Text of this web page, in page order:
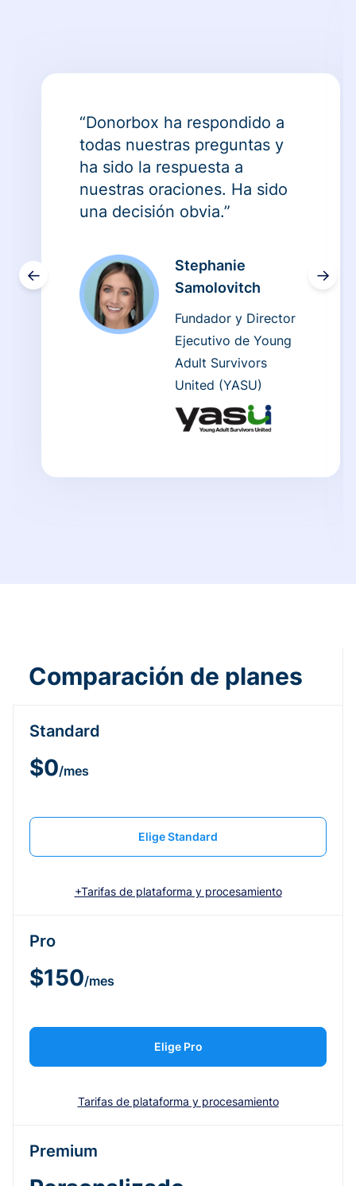
←
“Donorbox ha respondido a
todas nuestras preguntas y
ha sido la respuesta a
nuestras oraciones. Ha sido
una decisión obvia.”
Stephanie
Samolovitch
Fundador y Director
Ejecutivo de Young
Adult Survivors
United (YASU)
→
Comparación de planes
Standard
$0/mes
Elige Standard
+Tarifas de plataforma y procesamiento
Pro
$150/mes
Elige Pro
Tarifas de plataforma y procesamiento
Premium